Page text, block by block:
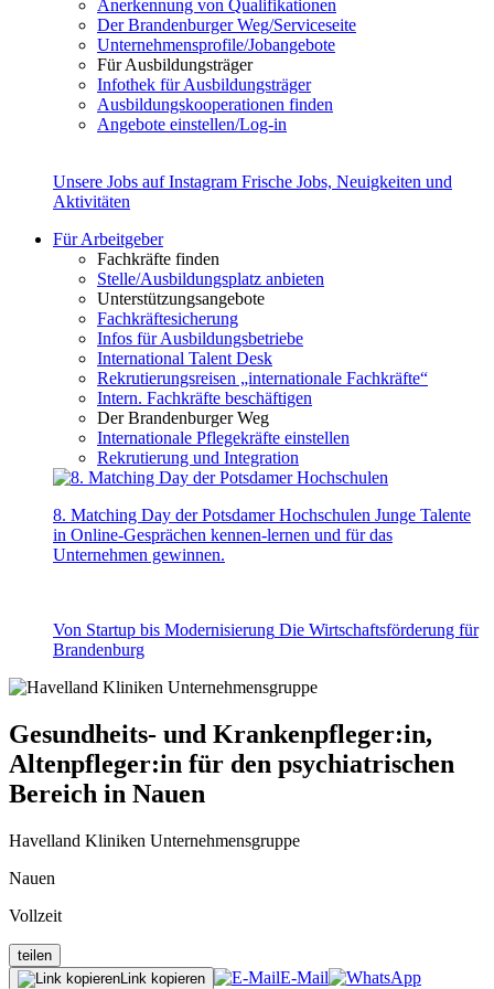
Anerkennung von Qualifikationen
Der Brandenburger Weg/Serviceseite
Unternehmensprofile/Jobangebote
Für Ausbildungsträger
Infothek für Ausbildungsträger
Ausbildungskooperationen finden
Angebote einstellen/Log-in
Unsere Jobs auf Instagram Frische Jobs, Neuigkeiten und
Aktivitäten
Für Arbeitgeber
Fachkräfte finden
Stelle/Ausbildungsplatz anbieten
Unterstützungsangebote
Fachkräftesicherung
Infos für Ausbildungsbetriebe
International Talent Desk
Rekrutierungsreisen „internationale Fachkräfte“
Intern. Fachkräfte beschäftigen
Der Brandenburger Weg
Internationale Pflegekräfte einstellen
Rekrutierung und Integration
8. Matching Day der Potsdamer Hochschulen Junge Talente
in Online-Gesprächen kennen-lernen und für das
Unternehmen gewinnen.
Von Startup bis Modernisierung Die Wirtschaftsförderung für
Brandenburg
Gesundheits- und Krankenpfleger:in,
Altenpfleger:in für den psychiatrischen
Bereich in Nauen
Havelland Kliniken Unternehmensgruppe
Nauen
Vollzeit
teilen
Link kopieren
E-Mail